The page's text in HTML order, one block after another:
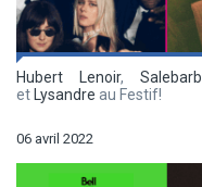
Hubert Lenoir,
et Lysandre au Festif!
06 avril 2022